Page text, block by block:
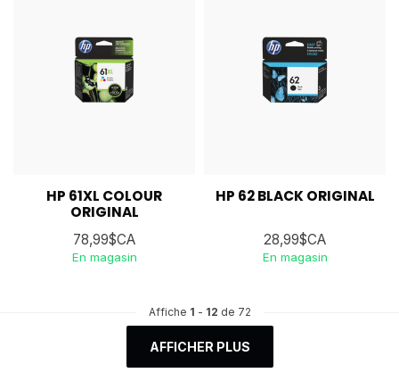
HP 61XL COLOUR
ORIGINAL
78,99$CA
En magasin
HP 62 BLACK ORIGINAL
28,99$CA
En magasin
Affiche 1 - 12 de 72
AFFICHER PLUS